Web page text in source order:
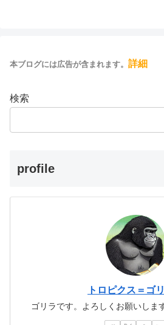
本ブログには広告が含まれます。 詳細
検索
profile
トロピクス＝ゴ
ゴリラです。よろしくお願いしま